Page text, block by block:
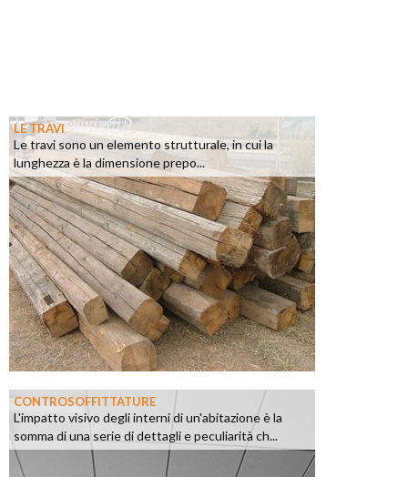
LE TRAVI
Le travi sono un elemento strutturale, in cui la
lunghezza è la dimensione prepo...
CONTROSOFFITTATURE
L'impatto visivo degli interni di un'abitazione è la
somma di una serie di dettagli e peculiarità ch...